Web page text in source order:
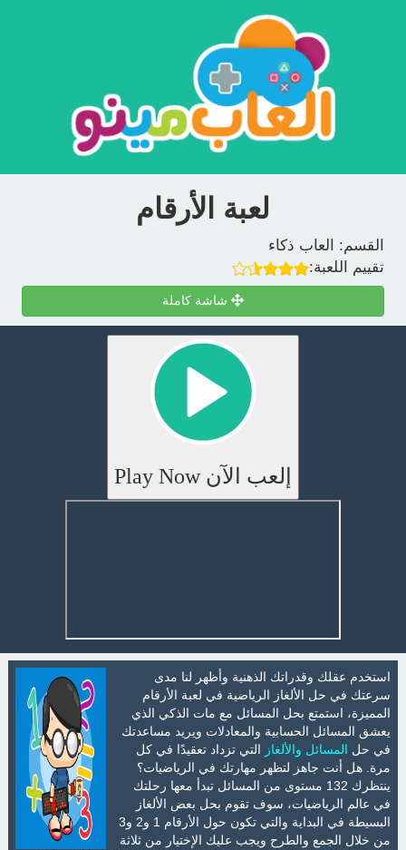
لعبة الأرقام
القسم:
العاب ذكاء
تقييم اللعبة:
شاشة كاملة
إلعب الآن Play Now
استخدم عقلك وقدراتك الذهنية وأظهر لنا مدى
سرعتك في حل الألغاز الرياضية في لعبة الأرقام
المميزة، استمتع بحل المسائل مع مات الذكي الذي
يعشق المسائل الحسابية والمعادلات ويريد مساعدتك
في حل المسائل والألغاز التي تزداد تعقيدًا في كل
مرة. هل أنت جاهز لتظهر مهارتك في الرياضيات؟
ينتظرك 132 مستوى من المسائل تبدأ معها رحلتك
في عالم الرياضيات، سوف تقوم بحل بعض الألغاز
البسيطة في البداية والتي تكون حول الأرقام 1 و2 و3
من خلال الجمع والطرح ويجب عليك الإختيار من ثلاثة